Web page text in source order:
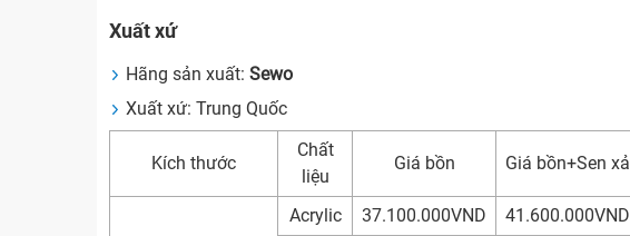
Xuất xứ
Hãng sản xuất:Sewo
Xuất xứ: Trung Quốc
Kích thước
Chất
liệu
Giá bồn Giá bồn+Sen xả
Acrylic 37.100.000VND 41.600.000VND